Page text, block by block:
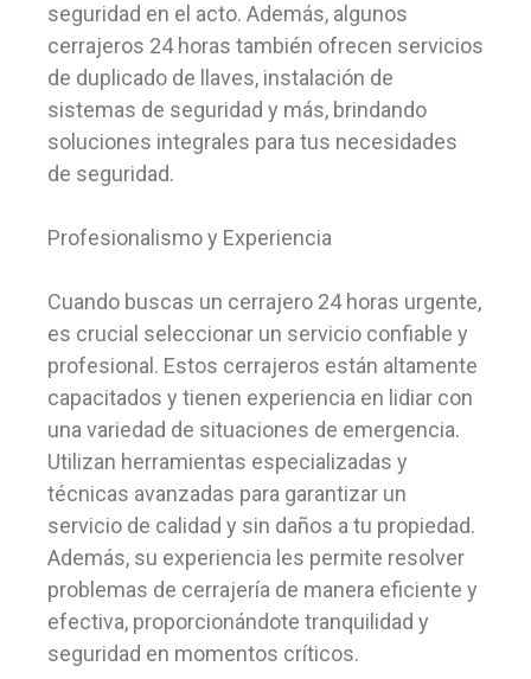
seguridad en el acto. Además, algunos
cerrajeros 24 horas también ofrecen servicios
de duplicado de llaves, instalación de
sistemas de seguridad y más, brindando
soluciones integrales para tus necesidades
de seguridad.
Profesionalismo y Experiencia
Cuando buscas un cerrajero 24 horas urgente,
es crucial seleccionar un servicio confiable y
profesional. Estos cerrajeros están altamente
capacitados y tienen experiencia en lidiar con
una variedad de situaciones de emergencia.
Utilizan herramientas especializadas y
técnicas avanzadas para garantizar un
servicio de calidad y sin daños a tu propiedad.
Además, su experiencia les permite resolver
problemas de cerrajería de manera eficiente y
efectiva, proporcionándote tranquilidad y
seguridad en momentos críticos.